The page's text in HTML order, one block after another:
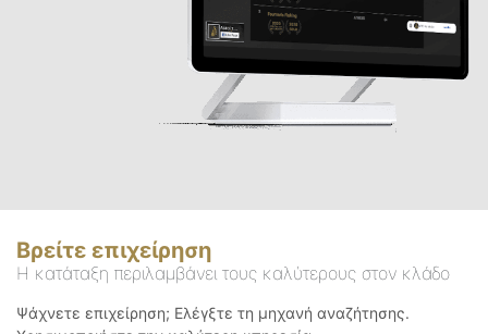
Βρείτε επιχείρηση
Η κατάταξη περιλαμβάνει τους καλύτερους στον κλάδο
Ψάχνετε επιχείρηση; Ελέγξτε τη μηχανή αναζήτησης.